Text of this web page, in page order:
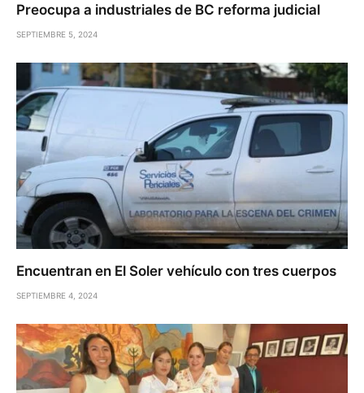
Preocupa a industriales de BC reforma judicial
SEPTIEMBRE 5, 2024
Encuentran en El Soler vehículo con tres cuerpos
SEPTIEMBRE 4, 2024